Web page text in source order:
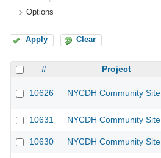
Options
Apply Clear
# Project
10626 NYCDH Community Site
10631 NYCDH Community Site
10630 NYCDH Community Site